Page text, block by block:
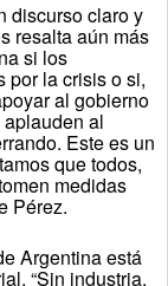
discurso claro y
resalta aún más
si los
por la crisis o si,
al gobierno
al
Este es un
que todos,
medidas
Pérez.
Argentina está
“Sin industria,